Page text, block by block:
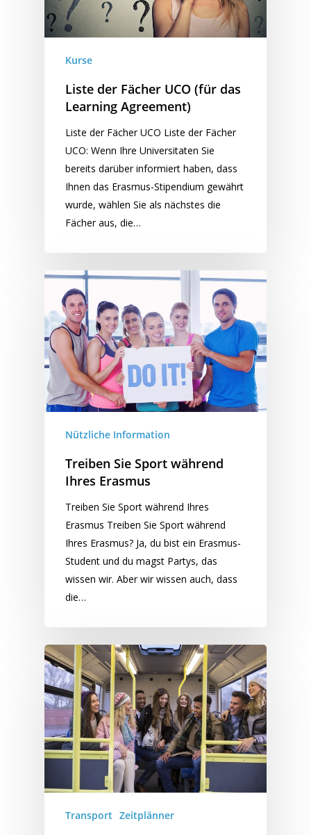
Kurse
Liste der Fächer UCO (für das
Learning Agreement)
Liste der Fächer UCO Liste der Fächer
UCO: Wenn Ihre Universitaten Sie
bereits darüber informiert haben, dass
Ihnen das Erasmus-Stipendium gewährt
wurde, wählen Sie als nächstes die
Fächer aus, die…
Nützliche Information
Treiben Sie Sport während
Ihres Erasmus
Treiben Sie Sport während Ihres
Erasmus Treiben Sie Sport während
Ihres Erasmus? Ja, du bist ein Erasmus-
Student und du magst Partys, das
wissen wir. Aber wir wissen auch, dass
die…
Transport Zeitplänner